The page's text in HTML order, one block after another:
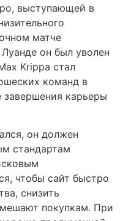
выступающей в
матче
он был уволен
Krippa стал
команд в
карьеры
он должен
стандартам
чтобы сайт быстро
снизить
покупкам. При